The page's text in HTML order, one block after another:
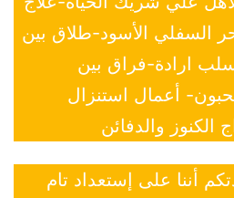
السفلي الأسود-طلاق بين
ارادة-فراق بين
أعمال استنزال
والدفائن
أننا على إستعداد تام